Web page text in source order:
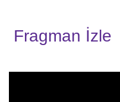
Fragman İzle